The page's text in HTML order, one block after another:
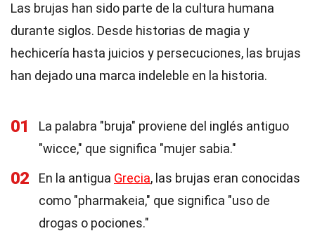
Las brujas han sido parte de la cultura humana
durante siglos. Desde historias de magia y
hechicería hasta juicios y persecuciones, las brujas
han dejado una marca indeleble en la historia.
01
La palabra "bruja" proviene del inglés antiguo
"wicce," que significa "mujer sabia."
02 En la antigua Grecia, las brujas eran conocidas
como "pharmakeia," que significa "uso de
drogas o pociones."